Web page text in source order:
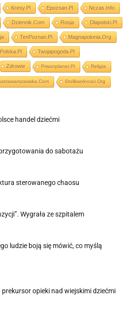
Kresy.pl Epoznan.pl Nczas.info
Dziennik.com Rosja Dlapolski.pl
TenPoznan.pl Magnapolonia.org
Twojapogoda.pl
Zdrowie Prisonplanet.pl Religia
Stolikwolnosci.org
handel dziećmi
do sabotażu
sterowanego chaosu
Wygrała ze szpitalem
ludzie boją się mówić, co myślą
prekursor opieki nad wiejskimi dziećmi